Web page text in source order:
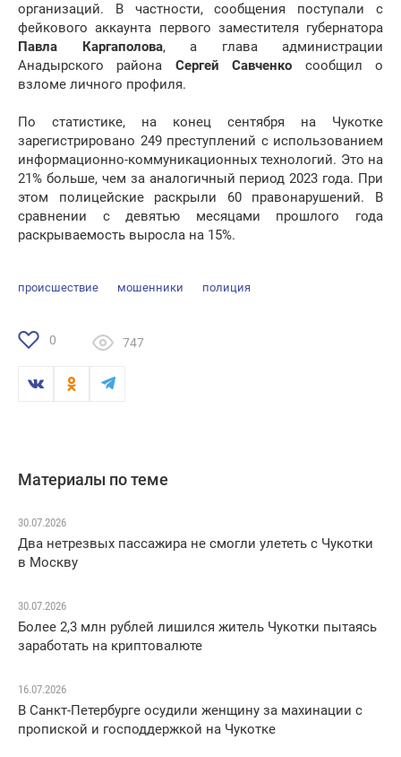
организаций. В частности, сообщения поступали с
фейкового аккаунта первого заместителя губернатора
Павла Каргаполова, а глава администрации
Анадырского района Сергей Савченко сообщил о
взломе личного профиля.
По статистике, на конец сентября на Чукотке
зарегистрировано 249 преступлений с использованием
информационно-коммуникационных технологий. Это на
21% больше, чем за аналогичный период 2023 года. При
этом полицейские раскрыли 60 правонарушений. В
сравнении с девятью месяцами прошлого года
раскрываемость выросла на 15%.
происшествие мошенники полиция
0 747
Материалы по теме
30.07.2026
Два нетрезвых пассажира не смогли улететь с Чукотки
в Москву
30.07.2026
Более 2,3 млн рублей лишился житель Чукотки пытаясь
заработать на криптовалюте
16.07.2026
В Санкт-Петербурге осудили женщину за махинации с
пропиской и господдержкой на Чукотке